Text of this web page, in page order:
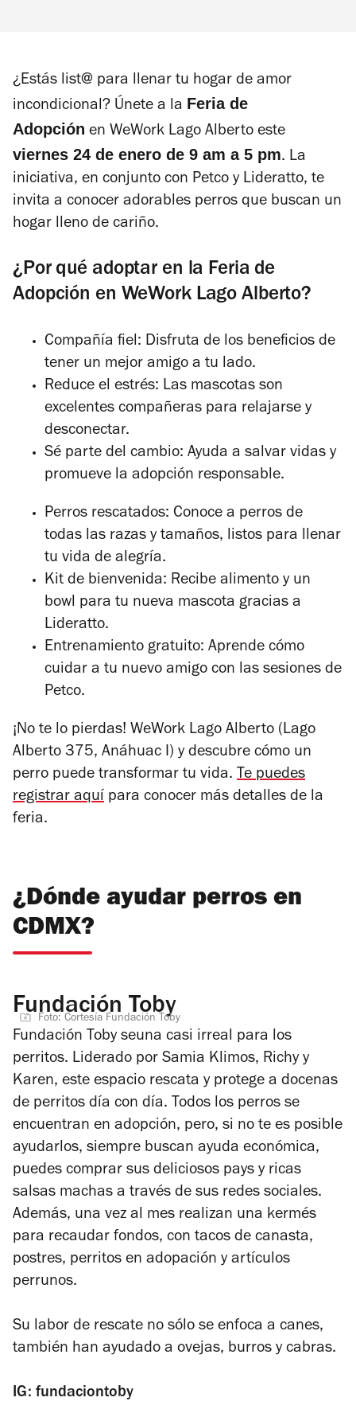
¿Estás list@ para llenar tu hogar de amor
incondicional? Únete a la Feria de
Adopción en WeWork Lago Alberto este
viernes 24 de enero de 9 am a 5 pm. La
iniciativa, en conjunto con Petco y Lideratto, te
invita a conocer adorables perros que buscan un
hogar lleno de cariño.
¿Por qué adoptar en la Feria de
Adopción en WeWork Lago Alberto?
Compañía fiel: Disfruta de los beneficios de
tener un mejor amigo a tu lado.
Reduce el estrés: Las mascotas son
excelentes compañeras para relajarse y
desconectar.
Sé parte del cambio: Ayuda a salvar vidas y
promueve la adopción responsable.
Perros rescatados: Conoce a perros de
todas las razas y tamaños, listos para llenar
tu vida de alegría.
Kit de bienvenida: Recibe alimento y un
bowl para tu nueva mascota gracias a
Lideratto.
Entrenamiento gratuito: Aprende cómo
cuidar a tu nuevo amigo con las sesiones de
Petco.
¡No te lo pierdas! WeWork Lago Alberto (Lago
Alberto 375, Anáhuac I) y descubre cómo un
perro puede transformar tu vida. Te puedes
registrar aquí para conocer más detalles de la
feria.
¿Dónde ayudar perros en
CDMX?
Fundación Toby
Foto: Cortesía Fundación Toby
Fundación Toby seuna casi irreal para los
perritos. Liderado por Samia Klimos, Richy y
Karen, este espacio rescata y protege a docenas
de perritos día con día. Todos los perros se
encuentran en adopción, pero, si no te es posible
ayudarlos, siempre buscan ayuda económica,
puedes comprar sus deliciosos pays y ricas
salsas machas a través de sus redes sociales.
Además, una vez al mes realizan una kermés
para recaudar fondos, con tacos de canasta,
postres, perritos en adopación y artículos
perrunos.
Su labor de rescate no sólo se enfoca a canes,
también han ayudado a ovejas, burros y cabras.
IG: fundaciontoby